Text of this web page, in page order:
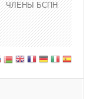
ЧЛЕНЫ БСПН